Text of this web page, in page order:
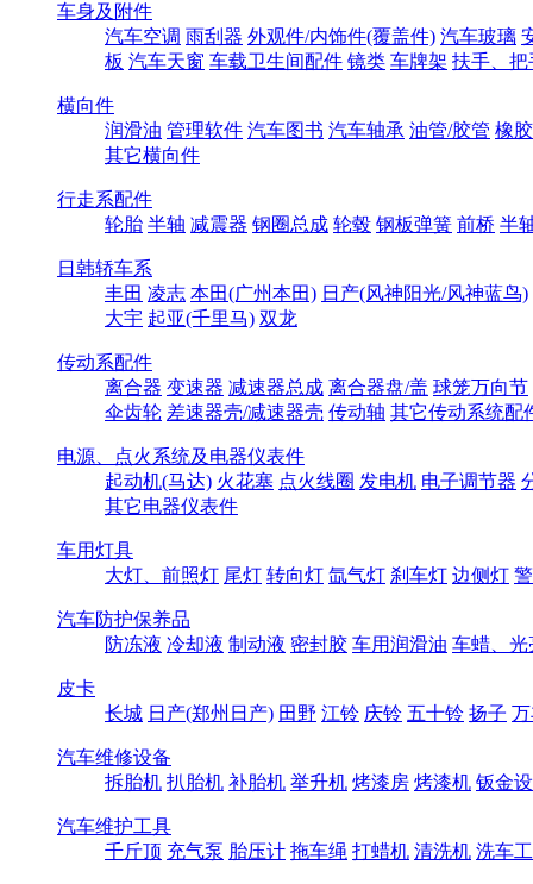
车身及附件
汽车空调 雨刮器 外观件/内饰件(覆盖件) 汽车玻璃
板 汽车天窗 车载卫生间配件 镜类 车牌架 扶手、把
横向件
润滑油 管理软件 汽车图书 汽车轴承 油管/胶管 橡
其它横向件
行走系配件
轮胎 半轴 减震器 钢圈总成 轮毂 钢板弹簧 前桥 半
日韩轿车系
丰田 凌志 本田(广州本田) 日产(风神阳光/风神蓝鸟)
大宇 起亚(千里马) 双龙
传动系配件
离合器 变速器 减速器总成 离合器盘/盖 球笼万向节
伞齿轮 差速器壳/减速器壳 传动轴 其它传动系统配
电源、点火系统及电器仪表件
起动机(马达) 火花塞 点火线圈 发电机 电子调节器
其它电器仪表件
车用灯具
大灯、前照灯 尾灯 转向灯 氙气灯 刹车灯 边侧灯
汽车防护保养品
防冻液 冷却液 制动液 密封胶 车用润滑油 车蜡、光
皮卡
长城 日产(郑州日产) 田野 江铃 庆铃 五十铃 扬子
汽车维修设备
拆胎机 扒胎机 补胎机 举升机 烤漆房 烤漆机 钣金
汽车维护工具
千斤顶 充气泵 胎压计 拖车绳 打蜡机 清洗机 洗车